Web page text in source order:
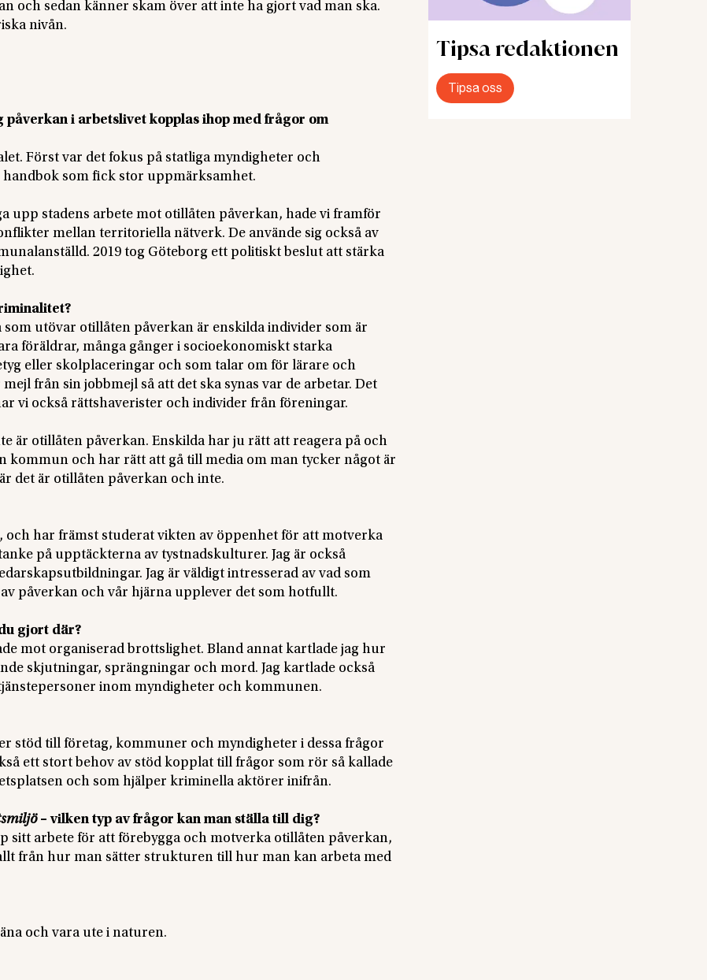
och sedan känner skam över att inte ha gjort vad man ska.
nivån.
i arbetslivet kopplas ihop med frågor om
Först var det fokus på statliga myndigheter och
som fick stor uppmärksamhet.
upp stadens arbete mot otillåten påverkan, hade vi framför
mellan territoriella nätverk. De använde sig också av
2019 tog Göteborg ett politiskt beslut att stärka
som utövar otillåten påverkan är enskilda individer som är
föräldrar, många gånger i socioekonomiskt starka
eller skolplaceringar och som talar om för lärare och
från sin jobbmejl så att det ska synas var de arbetar. Det
vi också rättshaverister och individer från föreningar.
är otillåten påverkan. Enskilda har ju rätt att reagera på och
kommun och har rätt att gå till media om man tycker något är
det är otillåten påverkan och inte.
har främst studerat vikten av öppenhet för att motverka
på upptäckterna av tystnadskulturer. Jag är också
Jag är väldigt intresserad av vad som
påverkan och vår hjärna upplever det som hotfullt.
gjort där?
mot organiserad brottslighet. Bland annat kartlade jag hur
skjutningar, sprängningar och mord. Jag kartlade också
inom myndigheter och kommunen.
stöd till företag, kommuner och myndigheter i dessa frågor
ett stort behov av stöd kopplat till frågor som rör så kallade
och som hjälper kriminella aktörer inifrån.
– vilken typ av frågor kan man ställa till dig?
sitt arbete för att förebygga och motverka otillåten påverkan,
från hur man sätter strukturen till hur man kan arbeta med
och vara ute i naturen.
Tipsa redaktionen
Tipsa oss